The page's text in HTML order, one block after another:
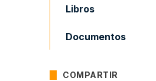
Libros
Documentos
COMPARTIR